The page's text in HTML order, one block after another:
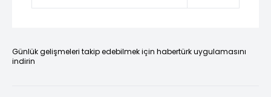
Günlük gelişmeleri takip edebilmek için habertürk uygulamasını
indirin